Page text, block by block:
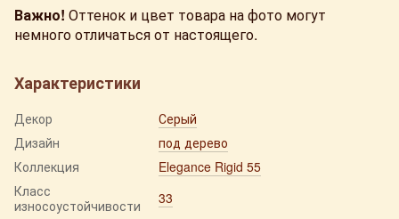
Важно! Оттенок и цвет товара на фото могут
немного отличаться от настоящего.
Характеристики
Декор
Серый
Дизайн
под дерево
Коллекция
Elegance Rigid 55
Класс
износоустойчивости
33